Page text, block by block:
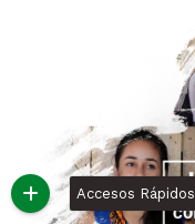
Accesos Rápidos